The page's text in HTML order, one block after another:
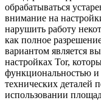
обрабатываться
внимание на
нарушить работу
как полное
вариантом является
настройках Tor,
функциональностью
технических деталей
использовании